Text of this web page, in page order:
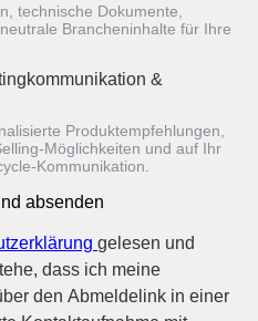
technische Dokumente,
Brancheninhalte für Ihre
&
Produktempfehlungen,
Möglichkeiten und auf Ihr
Kommunikation.
absenden
gelesen und
dass ich meine
den Abmeldelink in einer